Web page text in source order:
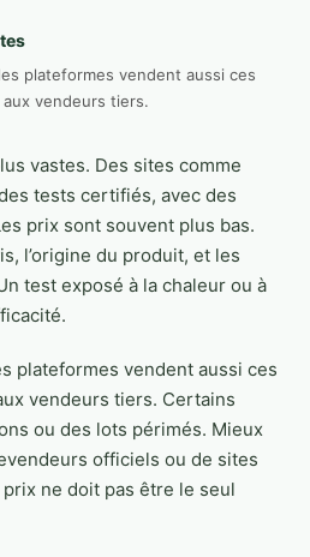
plateformes vendent aussi ces
vendeurs tiers.
vastes. Des sites comme
tests certifiés, avec des
prix sont souvent plus bas.
l’origine du produit, et les
test exposé à la chaleur ou à
plateformes vendent aussi ces
vendeurs tiers. Certains
ou des lots périmés. Mieux
officiels ou de sites
ne doit pas être le seul